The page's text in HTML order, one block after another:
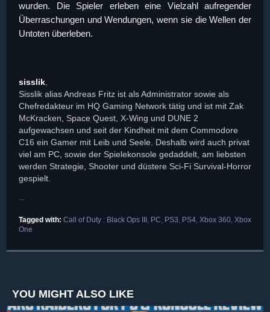
wurden. Die Spieler erleben eine Vielzahl aufregender
Überraschungen und Wendungen, wenn sie die Wellen der
Untoten überleben.
sisslik
Sisslik alias Andreas Fritz ist als Administrator sowie als
Chefredakteur im HQ Gaming Network tätig und ist mit Zak
McKracken, Space Quest, X-Wing und DUNE 2
aufgewachsen und seit der Kindheit mit dem Commodore
C16 ein Gamer mit Leib und Seele. Deshalb wird auch privat
viel am PC, sowie der Spielekonsole gedaddelt, am liebsten
werden Strategie, Shooter und düstere Sci-Fi Survival-Horror
gespielt.
Tagged with: Call of Duty : Black Ops III , PC, PS3, PS4, Xbox 360, Xbox
One
YOU MIGHT ALSO LIKE